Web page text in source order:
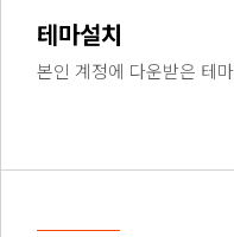
테마설치
본인 계정에 다운받은 테